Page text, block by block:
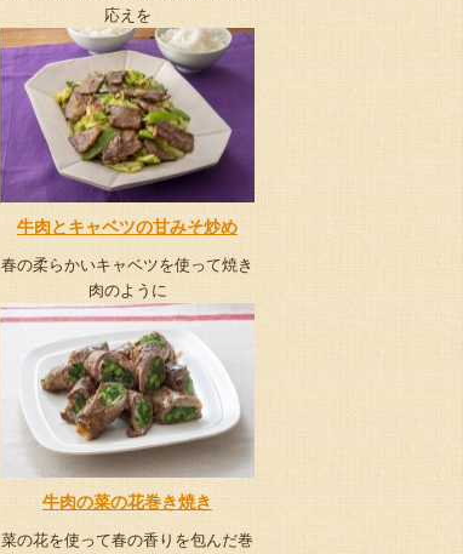
応えを
牛肉とキャベツの甘みそ炒め
春の柔らかいキャベツを使って焼き
肉のように
牛肉の菜の花巻き焼き
菜の花を使って春の香りを包んだ巻